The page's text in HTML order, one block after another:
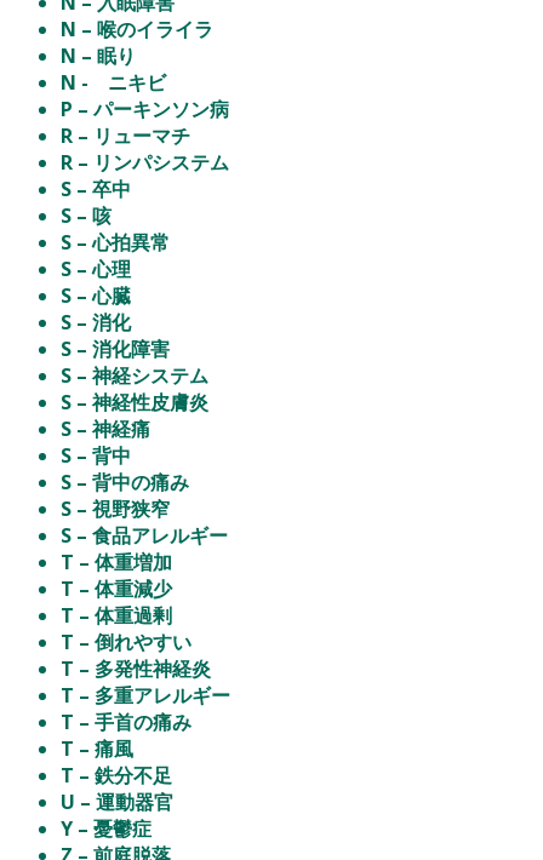
N – 喉のイライラ
N – 眠り
N - ニキビ
P – パーキンソン病
R – リューマチ
R – リンパシステム
S – 卒中
S – 咳
S – 心拍異常
S – 心理
S – 心臓
S – 消化
S – 消化障害
S – 神経システム
S – 神経性皮膚炎
S – 神経痛
S – 背中
S – 背中の痛み
S – 視野狭窄
S – 食品アレルギー
T – 体重増加
T – 体重減少
T – 体重過剰
T – 倒れやすい
T – 多発性神経炎
T – 多重アレルギー
T – 手首の痛み
T – 痛風
T – 鉄分不足
U – 運動器官
Y – 憂鬱症
Z – 前庭脱落